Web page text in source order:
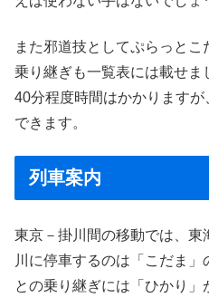
また邪道技としてぷらっと
乗り継ぎも一覧表には載せま
40分程度時間はかかります
できます。
列車案内
東京－掛川間の移動では、
川に停車するのは「こだま
との乗り継ぎには「ひかり」